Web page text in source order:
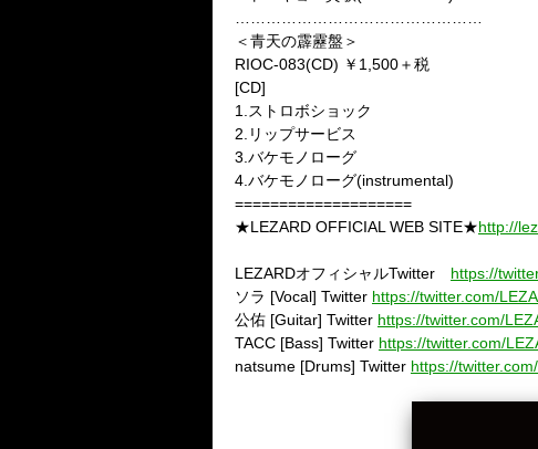
＜青天の霹靂盤＞
RIOC-083(CD) ￥1,500＋税
[CD]
1.ストロボショック
2.リップサービス
3.バケモノローグ
4.バケモノローグ(instrumental)
====================
★LEZARD OFFICIAL WEB SITE★http://
LEZARDオフィシャルTwitter
https://
ソラ [Vocal] Twitter https://twitter.com/
公佑 [Guitar] Twitter https://twitter.com/
TACC [Bass] Twitter https://twitter.com/
natsume [Drums] Twitter https://